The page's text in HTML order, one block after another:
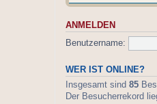
ANMELDEN
Benutzername:
WER IST ONLINE?
Insgesamt sind 85
Der Besucherrekord